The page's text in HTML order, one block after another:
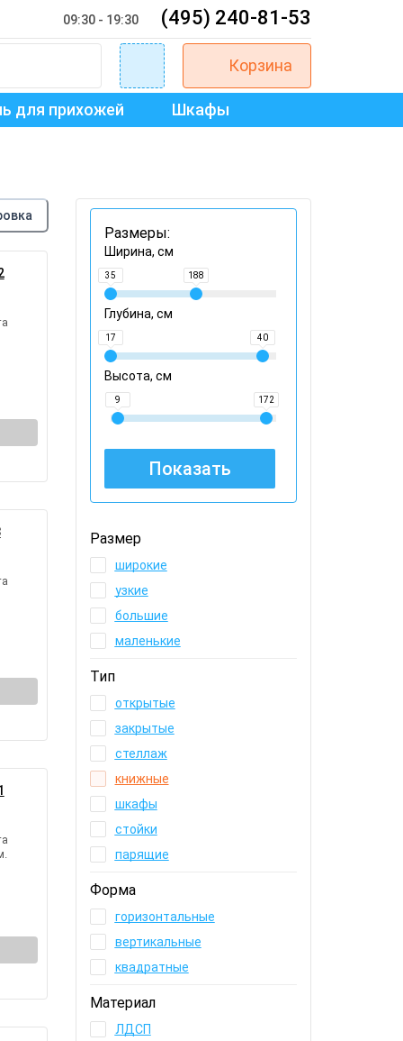
09:30 - 19:30 (495) 240-81-53
Корзина
для прихожей Шкафы
Размеры:
Ширина, см
35 188
Глубина, см
17 40
Высота, см
9 172
Размер
широкие
узкие
большие
маленькие
Тип
открытые
закрытые
стеллаж
книжные
шкафы
стойки
парящие
Форма
горизонтальные
вертикальные
квадратные
Материал
ЛДСП